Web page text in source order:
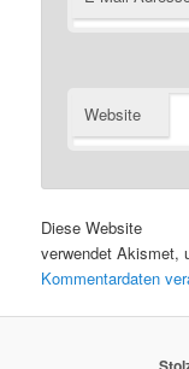
Website
Diese Website
verwendet Akismet,
Kommentardaten